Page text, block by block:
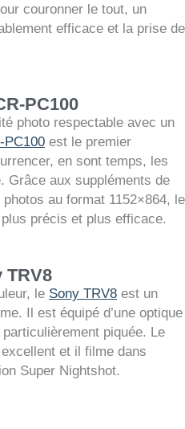
couronner le tout, un
efficace et la prise de
PC100
photo respectable avec un
PC100 est le premier
en sont temps, les
Grâce aux suppléments de
au format 1152×864, le
précis et plus efficace.
TRV8
le Sony TRV8 est un
Il est équipé d’une optique
piquée. Le
et il filme dans
Super Nightshot.